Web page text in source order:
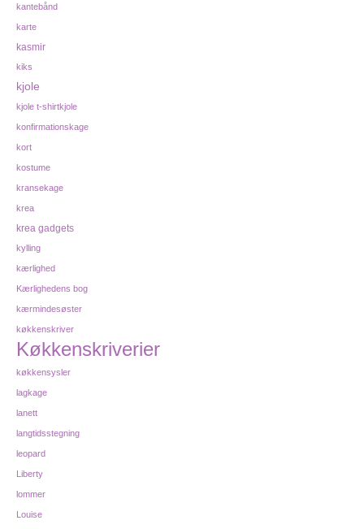
kantebånd
karte
kasmir
kiks
kjole
kjole t-shirtkjole
konfirmationskage
kort
kostume
kransekage
krea
krea gadgets
kylling
kærlighed
Kærlighedens bog
kærmindesøster
køkkenskriver
Køkkenskriverier
køkkensysler
lagkage
lanett
langtidsstegning
leopard
Liberty
lommer
Louise